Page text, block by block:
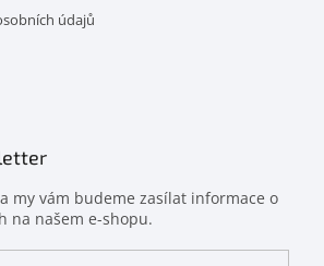
údajů
my vám budeme zasílat informace o
na našem e-shopu.